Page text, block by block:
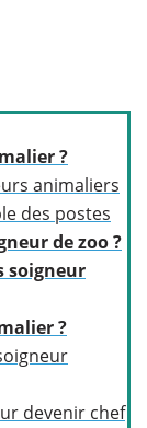
?
animaliers
des postes
de zoo ?
soigneur
?
devenir chef